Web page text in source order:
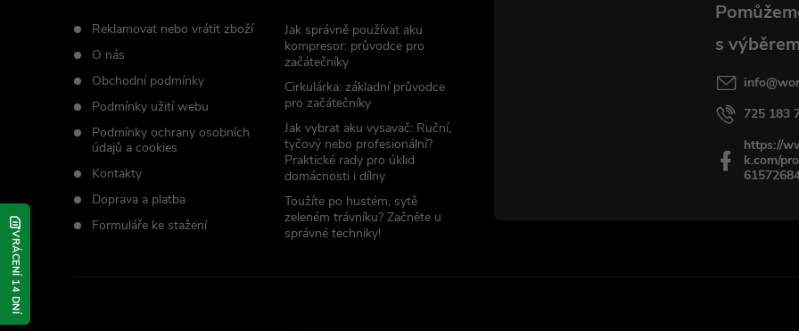
Reklamovat nebo vrátit zboží
O nás
Obchodní podmínky
Podmínky užití webu
Podmínky ochrany osobních
údajů a cookies
Kontakty
Doprava a platba
Formuláře ke stažení
Jak správně používat aku
kompresor: průvodce pro
začátečníky
Cirkulárka: základní průvodce
pro začátečníky
Jak vybrat aku vysavač: Ruční,
tyčový nebo profesionální?
Praktické rady pro úklid
domácnosti i dílny
Toužíte po hustém, sytě
zeleném trávníku? Začněte u
správné techniky!
info@
725 183
https://
k.com/
VRÁCENÍ 14 DNÍ